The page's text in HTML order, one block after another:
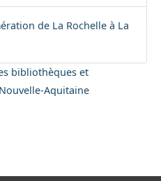
de La Rochelle à La
bibliothèques et
Aquitaine